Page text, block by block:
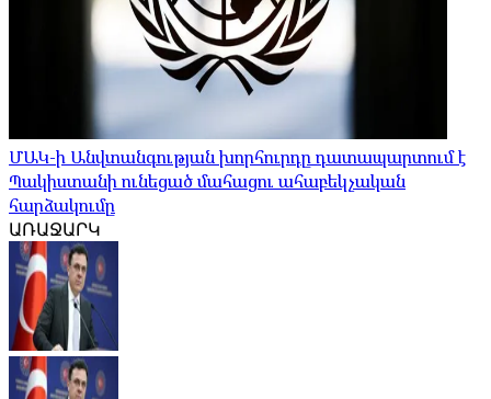
ՄԱԿ-ի Անվտանգության խորհուրդը դատապարտում է
Պակիստանի ունեցած մահացու ահաբեկչական
հարձակումը
ԱՌԱՋԱՐԿ